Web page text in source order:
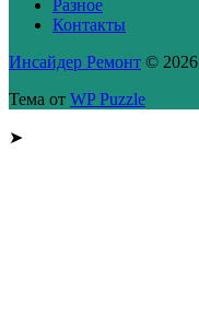
Разное
Контакты
Инсайдер Ремонт © 2026
Тема от WP Puzzle
➤